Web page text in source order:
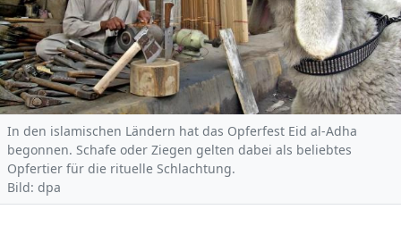
In den islamischen Ländern hat das Opferfest Eid al-Adha
begonnen. Schafe oder Ziegen gelten dabei als beliebtes
Opfertier für die rituelle Schlachtung.
Bild: dpa